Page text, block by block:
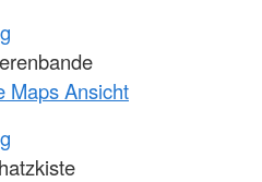
Maps Ansicht